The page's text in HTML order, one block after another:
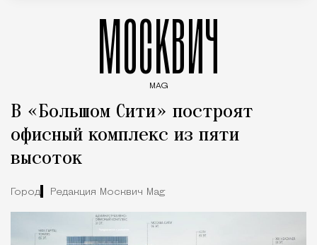
МОСКВИЧ
MAG
В «Большом Сити» построят
офисный комплекс из пяти
высоток
Город Редакция Москвич Mag